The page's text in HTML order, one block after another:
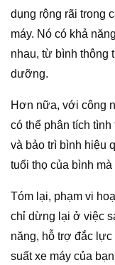
dụng rộng rãi trong
máy. Nó có khả
nhau, từ bình thông
dưỡng.
Hơn nữa, với công
có thể phân tích
và bảo trì bình hiệu
tuổi thọ của bình
Tóm lại, phạm vi
chỉ dừng lại ở việc
năng, hỗ trợ đắc
suất xe máy của